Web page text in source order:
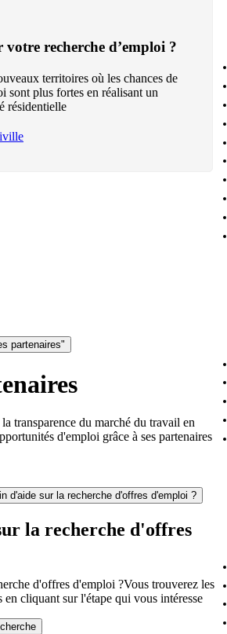
recherche d’emploi ?
territoires où les chances de
sont plus fortes en réalisant un
résidentielle
partenaires"
transparence du marché du travail en
d'emploi grâce à ses partenaires
d'aide sur la recherche d'offres d'emploi ?
la recherche d'offres
d'offres d'emploi ?Vous trouverez les
en cliquant sur l'étape qui vous intéresse